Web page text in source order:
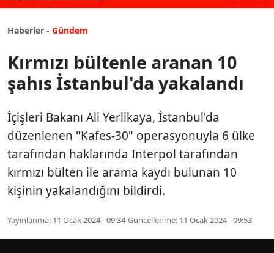
Haberler - Gündem
Kırmızı bültenle aranan 10
şahıs İstanbul'da yakalandı
İçişleri Bakanı Ali Yerlikaya, İstanbul'da
düzenlenen "Kafes-30" operasyonuyla 6 ülke
tarafından haklarında Interpol tarafından
kırmızı bülten ile arama kaydı bulunan 10
kişinin yakalandığını bildirdi.
Yayınlanma: 11 Ocak 2024 - 09:34 Güncellenme: 11 Ocak 2024 - 09:53